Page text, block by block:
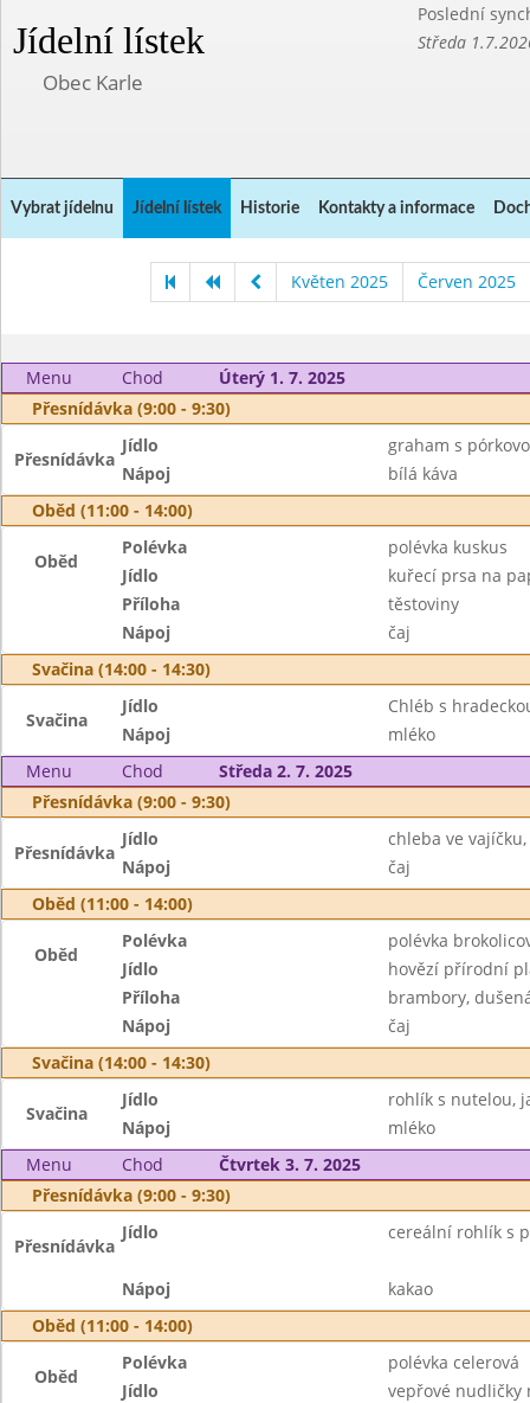
Jídelní lístek
Poslední
Středa
Obec Karle
Vybrat jídelnu Jídelní lístek Historie Kontakty a informace
Květen 2025 Červen 2025
Menu Chod
Úterý 1. 7. 2025
Přesnídávka (9:00 - 9:30)
Přesnídávka
Jídlo
graham s
Nápoj
bílá káva
Oběd (11:00 - 14:00)
Oběd
Polévka
polévka kuskus
Jídlo
kuřecí prsa na
Příloha
těstoviny
Nápoj
čaj
Svačina (14:00 - 14:30)
Svačina
Jídlo
Chléb s
Nápoj
mléko
Menu
Chod
Středa 2. 7. 2025
Přesnídávka (9:00 - 9:30)
Přesnídávka
Jídlo
chleba ve
Nápoj
čaj
Oběd (11:00 - 14:00)
Oběd
Polévka
polévka
Jídlo
hovězí přírodní
Příloha
brambory,
Nápoj
čaj
Svačina (14:00 - 14:30)
Svačina
Jídlo
rohlík s nutelou,
Nápoj
mléko
Menu
Chod
Čtvrtek 3. 7. 2025
Přesnídávka (9:00 - 9:30)
Přesnídávka
Jídlo cereální rohlík s
Nápoj
kakao
Oběd (11:00 - 14:00)
Oběd
Polévka
polévka celerová
Jídlo
vepřové nudličky